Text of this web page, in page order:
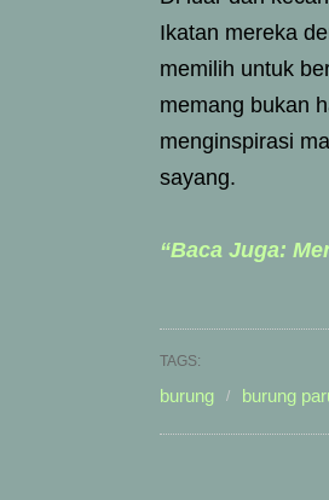
Ikatan mereka
memilih untuk
memang bukan
menginspirasi
sayang.
“Baca Juga:
TAGS:
burung burung